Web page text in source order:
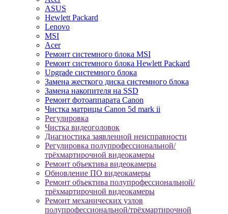
ASUS
Hewlett Packard
Lenovo
MSI
Acer
Ремонт системного блока MSI
Ремонт системного блока Hewlett Packard
Upgrade системного блока
Замена жесткого диска системного блока
Замена накопителя на SSD
Ремонт фотоаппарата Canon
Чистка матрицы Canon 5d mark ii
Регулировка
Чистка видеоголовок
Диагностика заявленной неисправности
Регулировка полупрофессиональной/
трёхмартирочной видеокамеры
Ремонт объектива видеокамеры
Обновление ПО видеокамеры
Ремонт объектива полупрофессиональной/
трёхмартирочной видеокамеры
Ремонт механических узлов
полупрофессиональной/трёхмартирочной